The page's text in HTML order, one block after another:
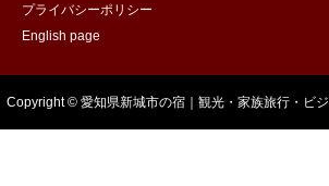
プライバシーポリシー
English page
Copyright © 愛知県新城市の宿｜観光・家族旅行・ビ